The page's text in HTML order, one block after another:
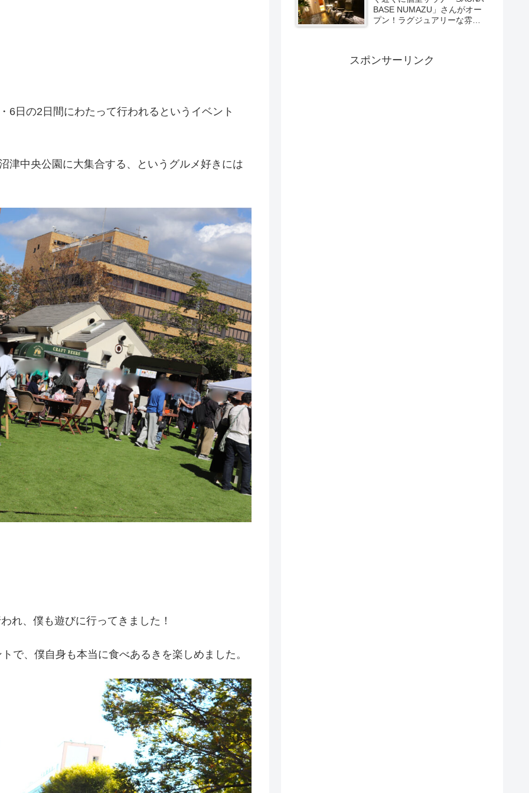
6日の2日間にわたって行われるというイベント
津中央公園に大集合する、というグルメ好きには
れ、僕も遊びに行ってきました！
で、僕自身も本当に食べあるきを楽しめました。
BASE NUMAZU」さんがオー
プン！ラグジュアリーな雰囲
スポンサーリンク